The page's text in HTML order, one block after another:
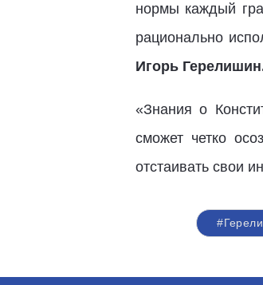
нормы каждый
рационально
Игорь
«Знания о
сможет четко
отстаивать свои